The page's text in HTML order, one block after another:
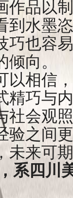
作品以
到水墨
巧也容
向。
相信，
精巧与
社会观
验之间
未来可
系四川